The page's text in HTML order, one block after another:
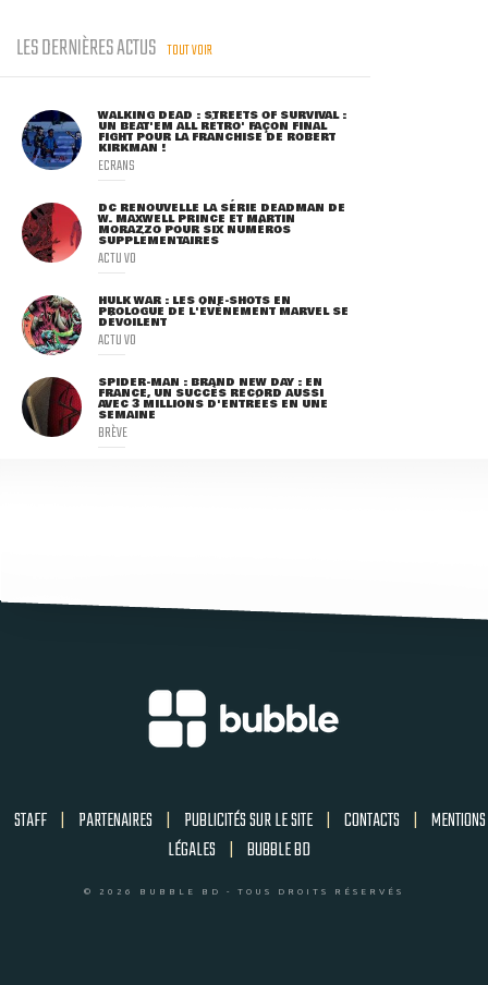
LES DERNIÈRES ACTUS TOUT VOIR
WALKING DEAD : STREETS OF SURVIVAL :
UN BEAT'EM ALL RÉTRO' FAÇON FINAL
FIGHT POUR LA FRANCHISE DE ROBERT
KIRKMAN !
ECRANS
DC RENOUVELLE LA SÉRIE DEADMAN DE
W. MAXWELL PRINCE ET MARTIN
MORAZZO POUR SIX NUMÉROS
SUPPLÉMENTAIRES
ACTU VO
HULK WAR : LES ONE-SHOTS EN
PROLOGUE DE L'ÉVÈNEMENT MARVEL SE
DÉVOILENT
ACTU VO
SPIDER-MAN : BRAND NEW DAY : EN
FRANCE, UN SUCCÈS RECORD AUSSI
AVEC 3 MILLIONS D'ENTRÉES EN UNE
SEMAINE
BRÈVE
STAFF | PARTENAIRES | PUBLICITÉS SUR LE SITE | CONTACTS | MENTIONS
LÉGALES | BUBBLE BD
© 2026 BUBBLE BD - TOUS DROITS RÉSERVÉS